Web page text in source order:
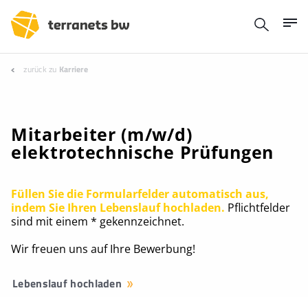
zurück zu Karriere
Mitarbeiter (m/w/d)
elektrotechnische Prüfungen
Füllen Sie die Formularfelder automatisch aus,
indem Sie Ihren Lebenslauf hochladen. Pflichtfelder
sind mit einem * gekennzeichnet.
Wir freuen uns auf Ihre Bewerbung!
Lebenslauf hochladen